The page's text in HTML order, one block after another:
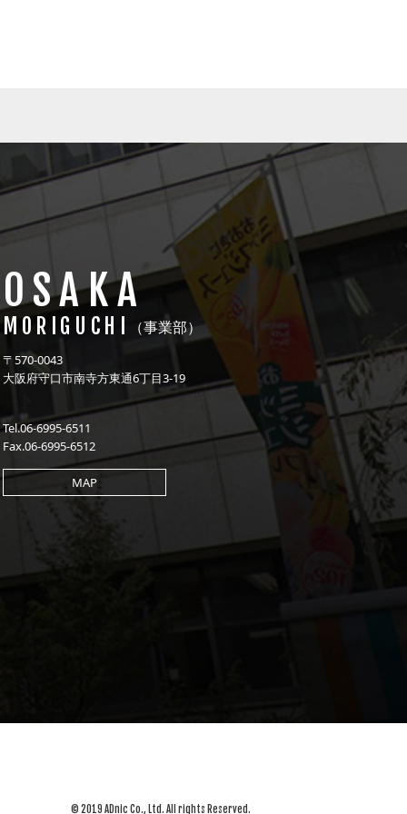
OSAKA
MORIGUCHI （事業部）
〒570-0043
大阪府守口市南寺方東通6丁目3-19
Tel.06-6995-6511
Fax.06-6995-6512
MAP
© 2019 ADnic Co., Ltd. All rights Reserved.